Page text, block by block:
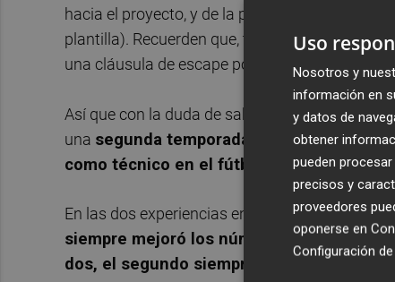
hacia el proyecto, y de la propiedad al
plantilla). Recuerden que, tal y como publicó
una cláusula de escape por si quisieran
Así que con la duda de saber si habrá
una segunda temporada que siempre fue
como técnico en el fútbol profesional.
En las dos experiencias en un banquillo de
siempre mejoró los números y la
dos, el segundo siempre fue el más
Uso
Nosotros y
información en
y datos de
obtener
pueden
precisos y
proveedores
oponerse en
Configuración